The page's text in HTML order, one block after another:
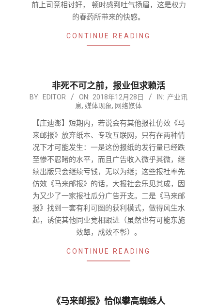
前上司竞相讨好， 顿时感到吐气扬眉，这是权力
的春药所带来的快感。
CONTINUE READING
非死不可之前，报业但求赖活
2018-
BY: EDITOR ON: 2018年12月28日 IN: 产业讯
息, 媒体现象, 网络媒体
【庄迪澎】短期内，若说会有其他报社仿效《马
来邮报》放弃纸本、专攻互联网，只有在两种情
况下才可能发生：一是这份报纸的发行量已经跌
至惨不忍睹的水平，而且广告收入微乎其微，继
续出版只会继续亏钱，无以为继；这些报社率先
仿效《马来邮报》的话，大报社会乐见其成，因
为又少了一家报社瓜分广告开支。二是《马来邮
报》找到一套有利可图的获利模式，做得风生水
起，诱使其他同业竞相跟进（虽然也有可能东施
效颦，成效不彰）。
CONTINUE READING
《马来邮报》恰似攀高蜘蛛人